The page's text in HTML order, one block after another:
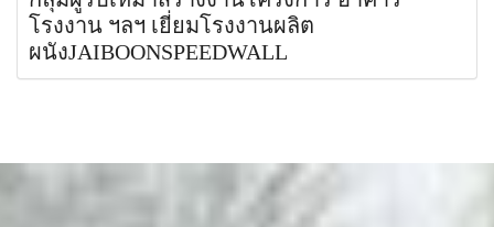
โรงงาน ฯลฯ เยี่ยมโรงงานผลิต
ผนังJAIBOONSPEEDWALL